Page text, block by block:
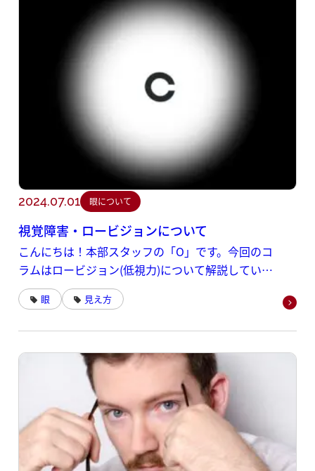
2024.07.01 眼について
視覚障害・ロービジョンについて
こんにちは！本部スタッフの「O」です。今回のコ
ラムはロービジョン(低視力)について解説していき
ます。
眼 見え方